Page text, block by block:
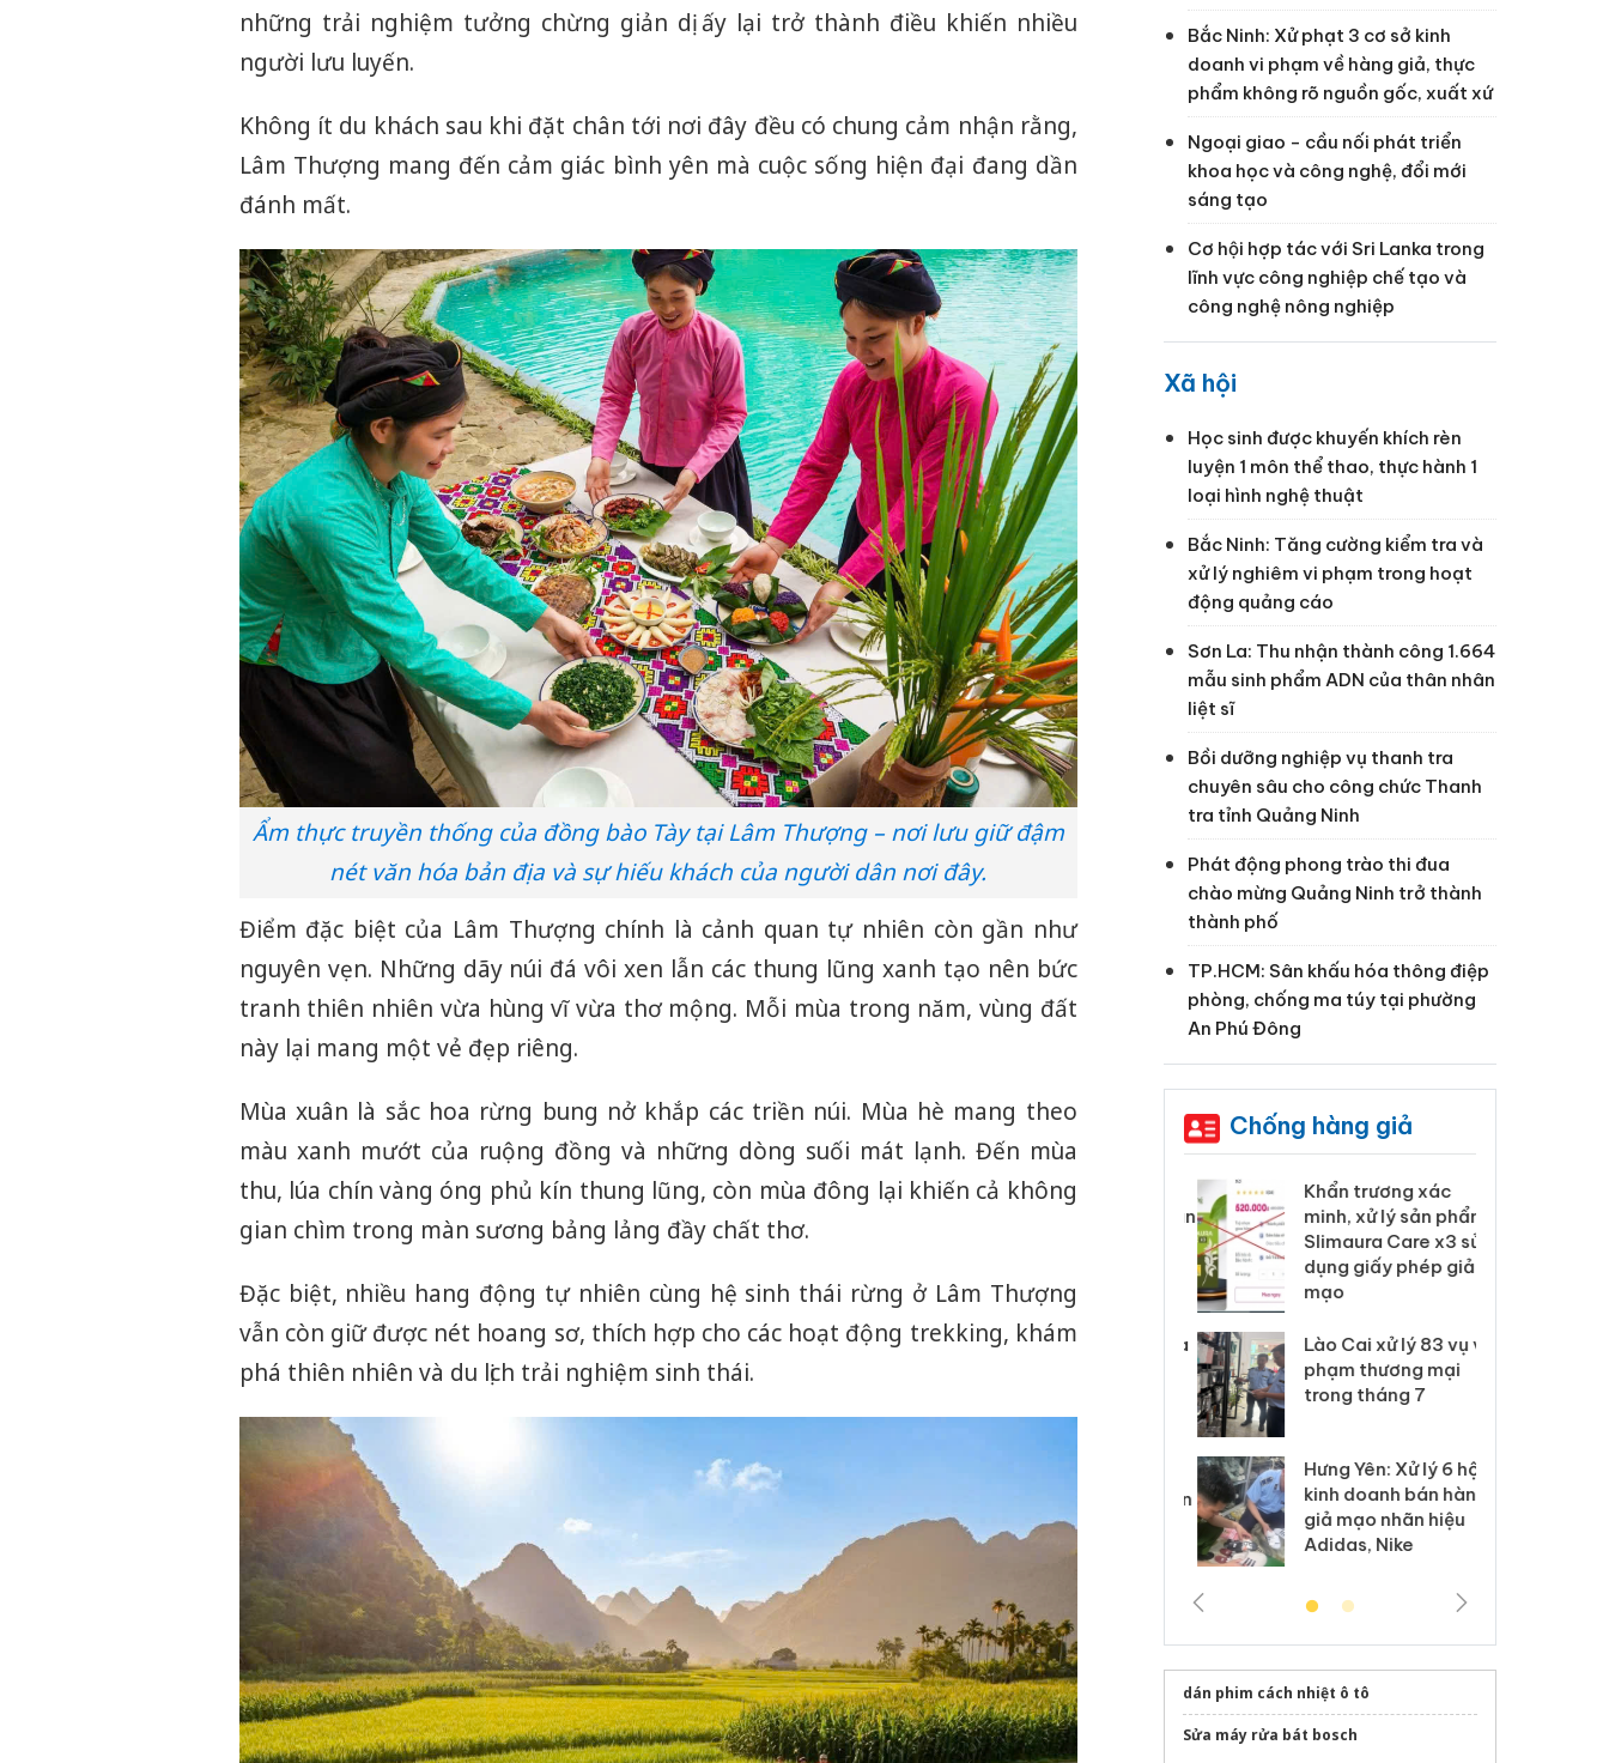
những trải nghiệm tưởng chừng giản dị ấy lại trở thành điều khiến nhiều
người lưu luyến.
Không ít du khách sau khi đặt chân tới nơi đây đều có chung cảm nhận rằng,
Lâm Thượng mang đến cảm giác bình yên mà cuộc sống hiện đại đang dần
đánh mất.
Ẩm thực truyền thống của đồng bào Tày tại Lâm Thượng – nơi lưu giữ đậm
nét văn hóa bản địa và sự hiếu khách của người dân nơi đây.
Điểm đặc biệt của Lâm Thượng chính là cảnh quan tự nhiên còn gần như
nguyên vẹn. Những dãy núi đá vôi xen lẫn các thung lũng xanh tạo nên bức
tranh thiên nhiên vừa hùng vĩ vừa thơ mộng. Mỗi mùa trong năm, vùng đất
này lại mang một vẻ đẹp riêng.
Mùa xuân là sắc hoa rừng bung nở khắp các triền núi. Mùa hè mang theo
màu xanh mướt của ruộng đồng và những dòng suối mát lạnh. Đến mùa
thu, lúa chín vàng óng phủ kín thung lũng, còn mùa đông lại khiến cả không
gian chìm trong màn sương bảng lảng đầy chất thơ.
Đặc biệt, nhiều hang động tự nhiên cùng hệ sinh thái rừng ở Lâm Thượng
vẫn còn giữ được nét hoang sơ, thích hợp cho các hoạt động trekking, khám
phá thiên nhiên và du lịch trải nghiệm sinh thái.
Bắc Ninh: Xử phạt 3 cơ sở kinh
doanh vi phạm về hàng giả, thực
phẩm không rõ nguồn gốc, xuất xứ
Ngoại giao - cầu nối phát triển
khoa học và công nghệ, đổi mới
sáng tạo
Cơ hội hợp tác với Sri Lanka trong
lĩnh vực công nghiệp chế tạo và
công nghệ nông nghiệp
Xã hội
Học sinh được khuyến khích rèn
luyện 1 môn thể thao, thực hành 1
loại hình nghệ thuật
Bắc Ninh: Tăng cường kiểm tra và
xử lý nghiêm vi phạm trong hoạt
động quảng cáo
Sơn La: Thu nhận thành công 1.664
mẫu sinh phẩm ADN của thân nhân
liệt sĩ
Bồi dưỡng nghiệp vụ thanh tra
chuyên sâu cho công chức Thanh
tra tỉnh Quảng Ninh
Phát động phong trào thi đua
chào mừng Quảng Ninh trở thành
thành phố
TP.HCM: Sân khấu hóa thông điệp
phòng, chống ma túy tại phường
An Phú Đông
Chống hàng giả
Cà Mau: Tiêu hủy
kinh doanh
Công an Thanh Hóa
bán yến sào giả
bán bình sữa
Moyuum giả
Khẩn trương xác
minh, xử lý sản phẩm
Slimaura Care x3 sử
dụng giấy phép giả
mạo
Lào Cai xử lý 83 vụ vi
phạm thương mại
trong tháng 7
Hưng Yên: Xử lý 6 hộ
kinh doanh bán hàng
giả mạo nhãn hiệu
Adidas, Nike
dán phim cách nhiệt ô tô
Sửa máy rửa bát bosch